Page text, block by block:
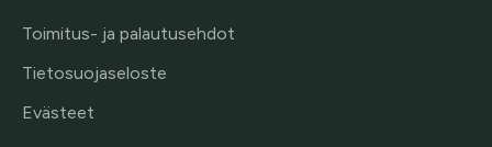
Toimitus- ja palautusehdot
Tietosuojaseloste
Evästeet